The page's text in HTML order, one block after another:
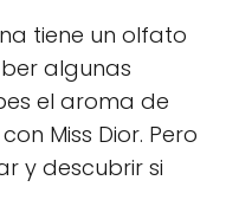
tiene un olfato
algunas
el aroma de
Miss Dior. Pero
y descubrir si